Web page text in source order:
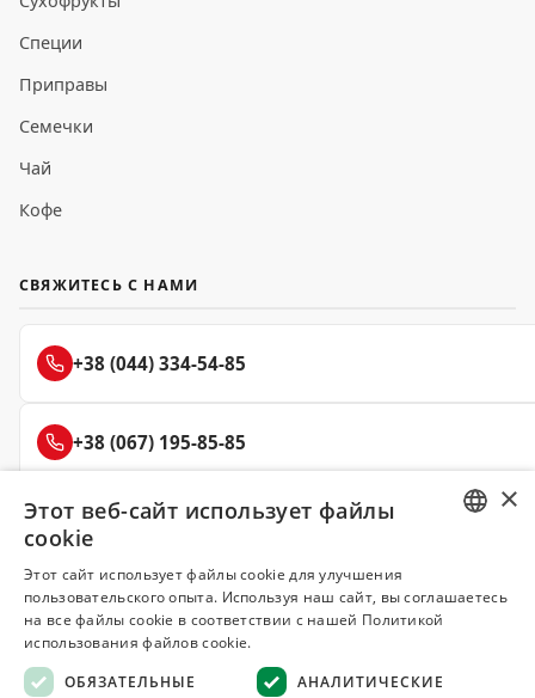
Специи
Приправы
Семечки
Чай
Кофе
СВЯЖИТЕСЬ С НАМИ
+38 (044) 334-54-85
+38 (067) 195-85-85
+38 (050) 145-85-45
Делюкс
СПЕЦИИ И ПРЯНОСТИ
UKRAINIAN
×
Этот веб-сайт использует файлы
cookie
Этот сайт использует файлы cookie для улучшения
пользовательского опыта. Используя наш сайт, вы соглашаетесь
на все файлы cookie в соответствии с нашей Политикой
использования файлов cookie.
ОБЯЗАТЕЛЬНЫЕ
АНАЛИТИЧЕСКИЕ